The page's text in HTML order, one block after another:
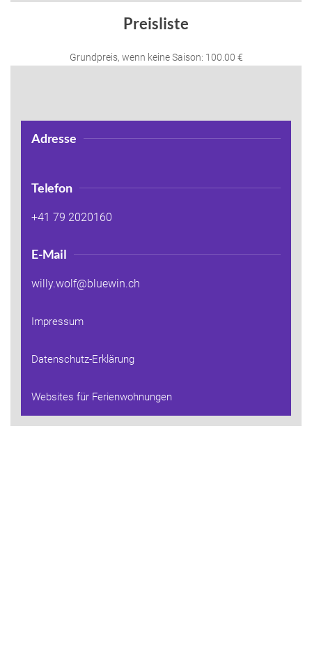
Preisliste
Grundpreis, wenn keine Saison: 100.00 €
Adresse
Telefon
+41 79 2020160
E-Mail
willy.wolf@bluewin.ch
Impressum
Datenschutz-Erklärung
Websites für Ferienwohnungen